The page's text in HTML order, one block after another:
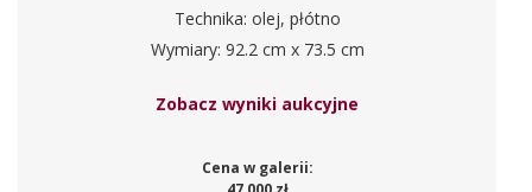
Technika: olej, płótno
Wymiary: 92.2 cm x 73.5 cm
Zobacz wyniki aukcyjne
Cena w galerii: